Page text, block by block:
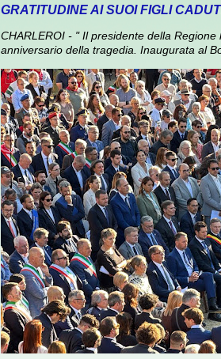
GRATITUDINE AI SUOI FIGLI
CHARLEROI - " Il presidente della
anniversario della tragedia. Inaugurata al